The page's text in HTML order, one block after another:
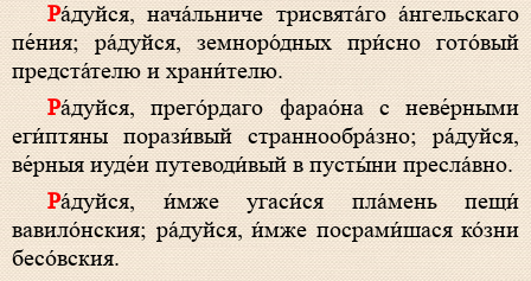
Ра́­дуй­ся, нача́льниче трисвята́го а́н­гель­ска­го
пе́­ния; ра́­дуй­ся, земноро́дных при́с­но го­то́­вый
пред­ста́­те­лю и хра­ни́­те­лю.
Ра́­дуй­ся, прего́рдаго фарао́на с неве́рными
еги́птяны порази́вый страннообра́зно; ра́­дуй­ся,
ве́р­ныя иуде́и путеводи́вый в пусты́ни пресла́вно.
Ра́­дуй­ся, и́м­же угаси́ся пла́мень пещи́
вавило́нския; ра́­дуй­ся, и́м­же посрами́шася ко́зни
бесо́вския.